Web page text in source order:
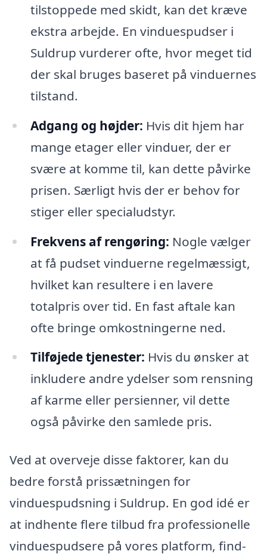
tilstoppede med skidt, kan det kræve
ekstra arbejde. En vinduespudser i
Suldrup vurderer ofte, hvor meget tid
der skal bruges baseret på vinduernes
tilstand.
Adgang og højder: Hvis dit hjem har
mange etager eller vinduer, der er
svære at komme til, kan dette påvirke
prisen. Særligt hvis der er behov for
stiger eller specialudstyr.
Frekvens af rengøring: Nogle vælger
at få pudset vinduerne regelmæssigt,
hvilket kan resultere i en lavere
totalpris over tid. En fast aftale kan
ofte bringe omkostningerne ned.
Tilføjede tjenester: Hvis du ønsker at
inkludere andre ydelser som rensning
af karme eller persienner, vil dette
også påvirke den samlede pris.
Ved at overveje disse faktorer, kan du
bedre forstå prissætningen for
vinduespudsning i Suldrup. En god idé er
at indhente flere tilbud fra professionelle
vinduespudsere på vores platform, find-